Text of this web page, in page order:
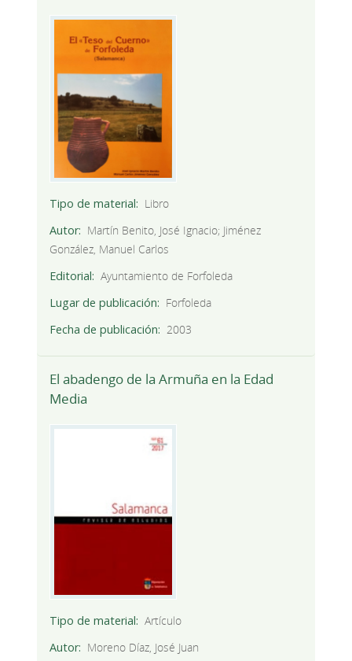
Tipo de material
Libro
Autor
Martín Benito, José Ignacio; Jiménez
González, Manuel Carlos
Editorial
Ayuntamiento de Forfoleda
Lugar de publicación
Forfoleda
Fecha de publicación
2003
El abadengo de la Armuña en la Edad
Media
Tipo de material
Artículo
Autor
Moreno Díaz, José Juan